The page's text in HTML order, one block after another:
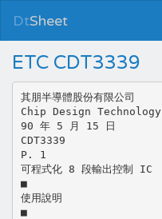
DtSheet
ETC CDT3339
其朋半導體股份有限公司
Chip Design Technology
90 年 5 月 15 日
CDT3339
P. 1
可程式化 8 段輸出控制 IC
■
使用說明
■